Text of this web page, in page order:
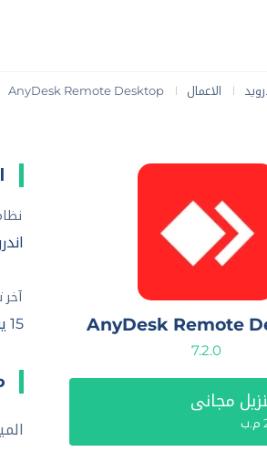
| الاعمال |
AnyDesk Remote Desktop
AnyDesk Remote
7.2.0
مجاني
اندرويد
آخر
15 يونيو، 2025